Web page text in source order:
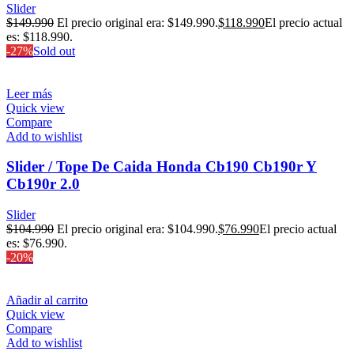
Slider
$149.990 El precio original era: $149.990.$118.990El precio actual
es: $118.990.
-27%Sold out
Leer más
Quick view
Compare
Add to wishlist
Slider / Tope De Caida Honda Cb190 Cb190r Y
Cb190r 2.0
Slider
$104.990 El precio original era: $104.990.$76.990El precio actual
es: $76.990.
-20%
Añadir al carrito
Quick view
Compare
Add to wishlist